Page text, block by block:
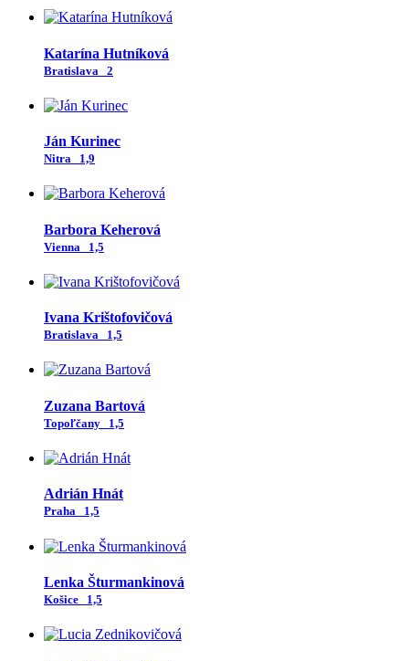
Katarína Hutníková
Bratislava 2
Ján Kurinec
Nitra 1,9
Barbora Keherová
Vienna 1,5
Ivana Krištofovičová
Bratislava 1,5
Zuzana Bartová
Topoľčany 1,5
Adrián Hnát
Praha 1,5
Lenka Šturmankinová
Košice 1,5